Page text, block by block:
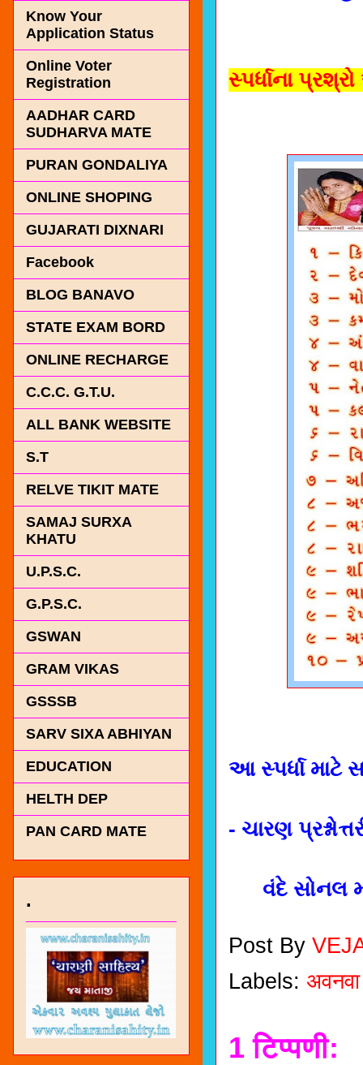
સ્પર્ધાના
આ સ્પર્ધા
- ચારણ
વંદે સોનલ
Post By
Labels:
1 टिप्पणी:
Know Your
Application Status
Online Voter
Registration
AADHAR CARD
SUDHARVA MATE
PURAN GONDALIYA
ONLINE SHOPING
GUJARATI DIXNARI
Facebook
BLOG BANAVO
STATE EXAM BORD
ONLINE RECHARGE
C.C.C. G.T.U.
ALL BANK WEBSITE
S.T
RELVE TIKIT MATE
SAMAJ SURXA
KHATU
U.P.S.C.
G.P.S.C.
GSWAN
GRAM VIKAS
GSSSB
SARV SIXA ABHIYAN
EDUCATION
HELTH DEP
PAN CARD MATE
.